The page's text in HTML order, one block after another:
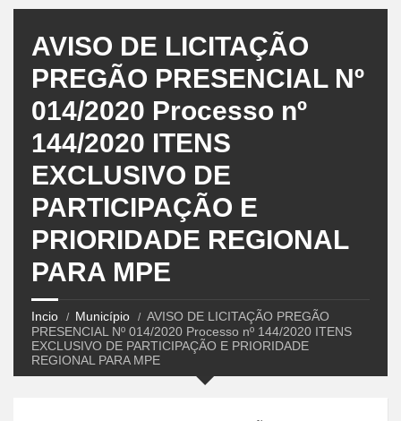
AVISO DE LICITAÇÃO
PREGÃO PRESENCIAL Nº
014/2020 Processo nº
144/2020 ITENS
EXCLUSIVO DE
PARTICIPAÇÃO E
PRIORIDADE REGIONAL
PARA MPE
Incio Município
AVISO DE LICITAÇÃO PREGÃO
PRESENCIAL Nº 014/2020 Processo nº 144/2020 ITENS
EXCLUSIVO DE PARTICIPAÇÃO E PRIORIDADE
REGIONAL PARA MPE